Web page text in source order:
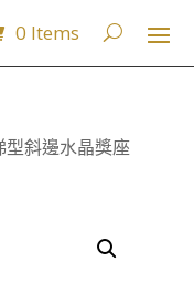
0 Items
斜邊水晶獎座